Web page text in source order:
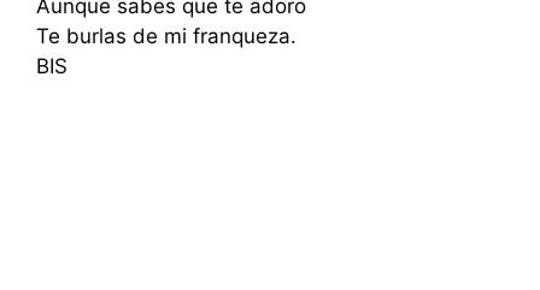
Aunque sabes que te adoro
Te burlas de mi franqueza.
BIS